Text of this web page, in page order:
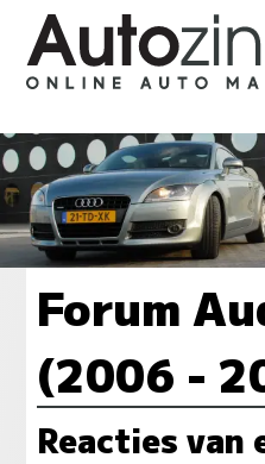
Forum
(2006 -
Reacties van